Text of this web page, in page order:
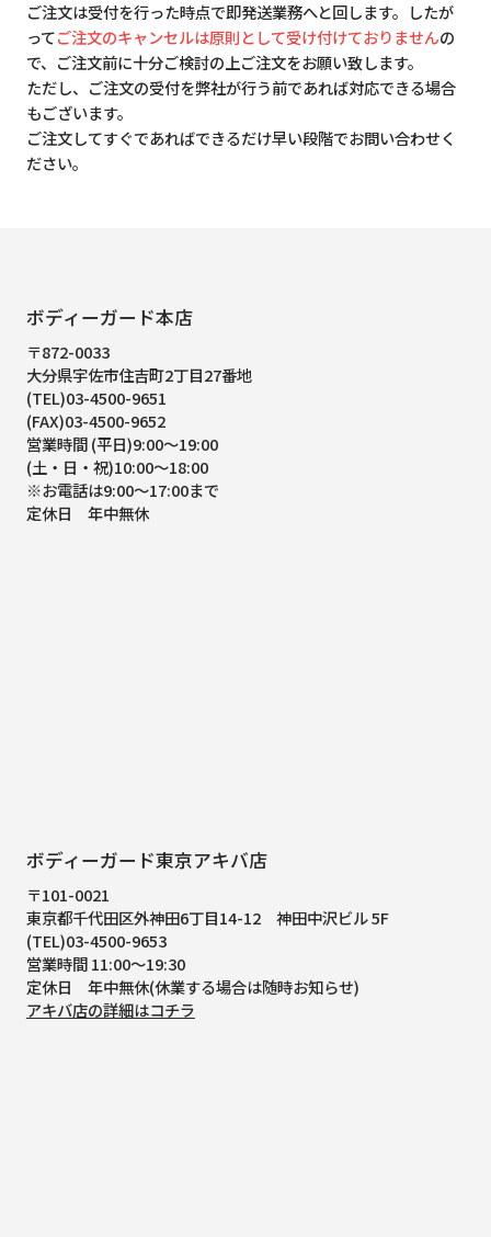
ご注文は受付を行った時点で即発送業務へと回します。したが
ってご注文のキャンセルは原則として受け付けておりませんの
で、ご注文前に十分ご検討の上ご注文をお願い致します。
ただし、ご注文の受付を弊社が行う前であれば対応できる場合
もございます。
ご注文してすぐであればできるだけ早い段階でお問い合わせく
ださい。
ボディーガード本店
〒872-0033
大分県宇佐市住吉町2丁目27番地
(TEL)03-4500-9651
(FAX)03-4500-9652
営業時間 (平日)9:00～19:00
(土・日・祝)10:00～18:00
※お電話は9:00～17:00まで
定休日 年中無休
ボディーガード東京アキバ店
〒101-0021
東京都千代田区外神田6丁目14-12 神田中沢ビル 5F
(TEL)03-4500-9653
営業時間 11:00～19:30
定休日 年中無休(休業する場合は随時お知らせ)
アキバ店の詳細はコチラ